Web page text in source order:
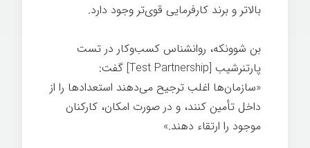
بالاتر و برند کارفرمایی قوی‌تر وجود دارد.
بن شوونکه، روانشناس کسب‌وکار در تست
پارتنرشیب [Test Partnership] گفت:
«سازمان‌ها اغلب ترجیح می‌دهند استعدادها را از
داخل تأمین کنند، و در صورت امکان، کارکنان
موجود را ارتقاء دهند.»